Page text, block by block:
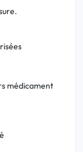
médicament